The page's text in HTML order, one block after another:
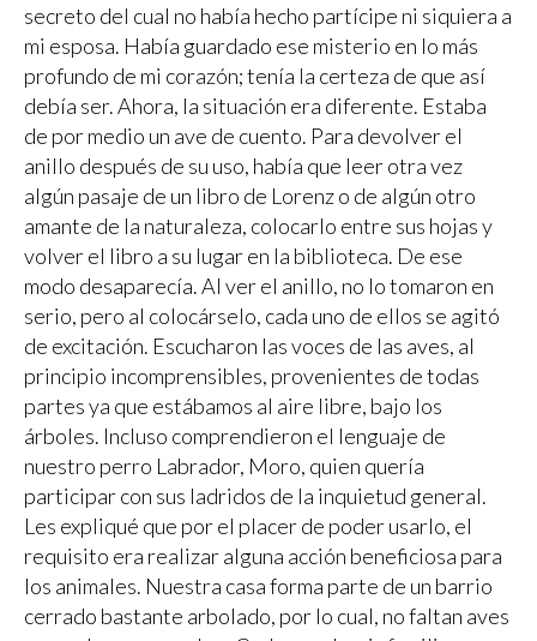
secreto del cual no había hecho partícipe ni siquiera a
mi esposa. Había guardado ese misterio en lo más
profundo de mi corazón; tenía la certeza de que así
debía ser. Ahora, la situación era diferente. Estaba
de por medio un ave de cuento. Para devolver el
anillo después de su uso, había que leer otra vez
algún pasaje de un libro de Lorenz o de algún otro
amante de la naturaleza, colocarlo entre sus hojas y
volver el libro a su lugar en la biblioteca. De ese
modo desaparecía. Al ver el anillo, no lo tomaron en
serio, pero al colocárselo, cada uno de ellos se agitó
de excitación. Escucharon las voces de las aves, al
principio incomprensibles, provenientes de todas
partes ya que estábamos al aire libre, bajo los
árboles. Incluso comprendieron el lenguaje de
nuestro perro Labrador, Moro, quien quería
participar con sus ladridos de la inquietud general.
Les expliqué que por el placer de poder usarlo, el
requisito era realizar alguna acción beneficiosa para
los animales. Nuestra casa forma parte de un barrio
cerrado bastante arbolado, por lo cual, no faltan aves